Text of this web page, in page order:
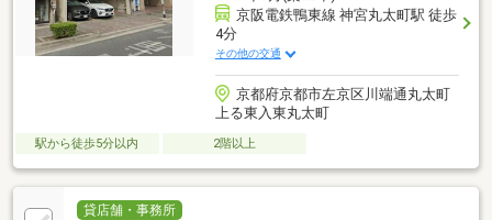
京阪電鉄鴨東線 神宮丸太町駅 徒歩
4分
その他の交通
京都府京都市左京区川端通丸太町
上る東入東丸太町
駅から徒歩5分以内 2階以上
貸店舗・事務所